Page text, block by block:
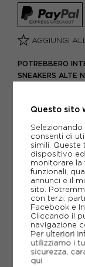
AGGIUNGI
POTREBBERO
SNEAKERS ALTE
PIÙ
SCHEDA
GUIDA ALLE
DOMANDE
Come
Questo sito
consenti di
simili.
dispositivo
monitorare
funzionali,
annunci e il
sito.
con terzi:
Facebook e
Cliccando il
navigazione
Per ulteriori
utilizziamo i
sicurezza,
qui